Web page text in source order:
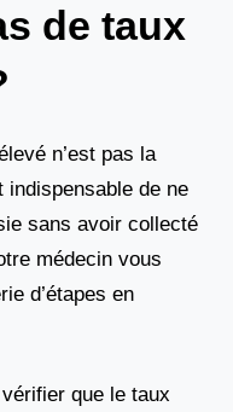
de taux
n’est pas la
de ne
sans avoir collecté
médecin vous
d’étapes en
que le taux